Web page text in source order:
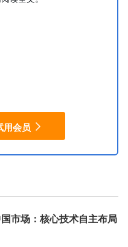
用会员
市场：核心技术自主布局